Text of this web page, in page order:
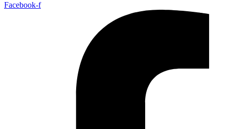
Facebook-f